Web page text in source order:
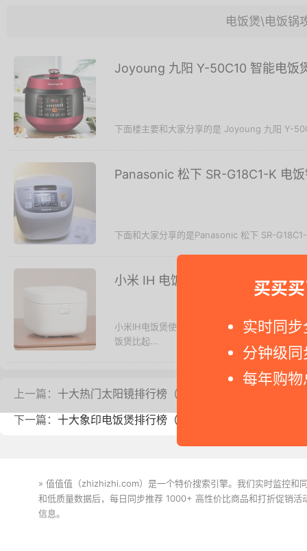
买买
实时同
分钟级
每年购
电饭煲\电饭锅
Joyoung 九阳 Y-50C10 智能电饭
下面楼主要和大家分享的是 Joyoung 九阳 Y-
Panasonic 松下 SR-G18C1-K 电
下面和大家分享的是Panasonic 松下 SR-
小米 IH 电饭煲亲试，煲出米饭香！
小米IH电饭煲使用 - 科技的发展导致许多东西
饭煲比起...
上一篇： 十大热门太阳镜排行榜（2022）
下一篇： 十大象印电饭煲排行榜（2022）
» 值值值（zhizhizhi.com）是一个特价搜索引擎。我们实时监控和
和低质量数据后，每日同步推荐 1000+ 高性价比商品和打折促销
信息。